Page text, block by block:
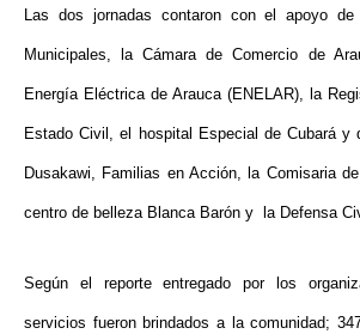
Las dos jornadas contaron con el apoyo de
Municipales, la Cámara de Comercio de
Energía Eléctrica de Arauca (ENELAR), la
Estado Civil, el hospital Especial de Cubará y
Dusakawi, Familias en Acción, la Comisaria
centro de belleza Blanca Barón y la Defensa
Según el reporte entregado por los
servicios fueron brindados a la comunidad;